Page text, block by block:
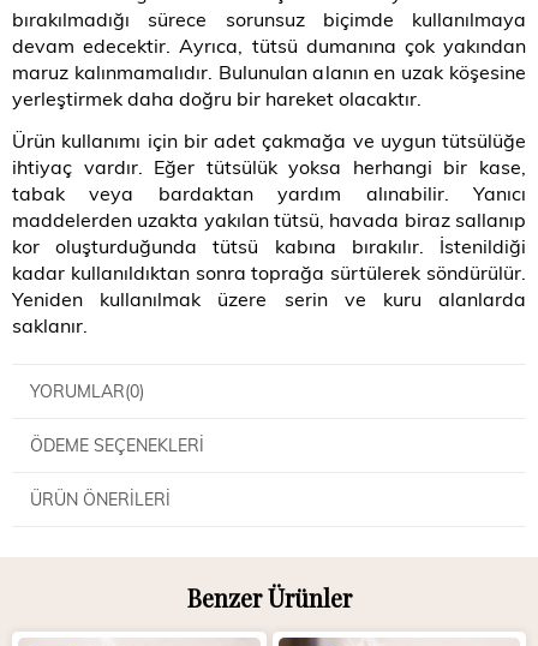
bırakılmadığı sürece sorunsuz biçimde kullanılmaya
devam edecektir. Ayrıca, tütsü dumanına çok yakından
maruz kalınmamalıdır. Bulunulan alanın en uzak köşesine
yerleştirmek daha doğru bir hareket olacaktır.
Ürün kullanımı için bir adet çakmağa ve uygun tütsülüğe
ihtiyaç vardır. Eğer tütsülük yoksa herhangi bir kase,
tabak veya bardaktan yardım alınabilir. Yanıcı
maddelerden uzakta yakılan tütsü, havada biraz sallanıp
kor oluşturduğunda tütsü kabına bırakılır. İstenildiği
kadar kullanıldıktan sonra toprağa sürtülerek söndürülür.
Yeniden kullanılmak üzere serin ve kuru alanlarda
saklanır.
YORUMLAR(0)
ÖDEME SEÇENEKLERI
ÜRÜN ÖNERILERI
Benzer Ürünler